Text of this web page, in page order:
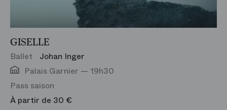
GISELLE
Ballet
Johan Inger
Palais Garnier — 19h30
Pass saison
À partir de 30 €